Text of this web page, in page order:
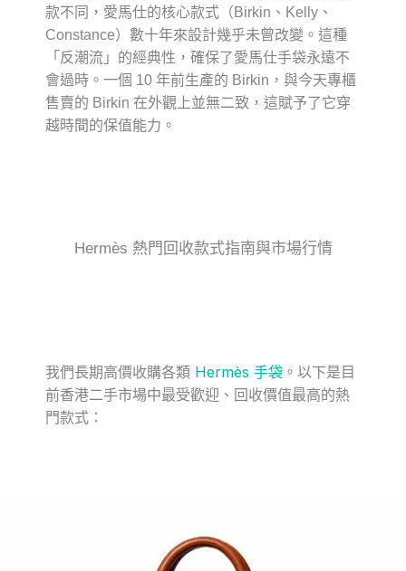
款不同，愛馬仕的核心款式（Birkin、Kelly、
Constance）數十年來設計幾乎未曾改變。這種
「反潮流」的經典性 ，確保了愛馬仕手袋永遠不
會過時。一個 10 年前生產的 Birkin，與今天專櫃
售賣的 Birkin 在外觀上並無二致，這賦予了它穿
越時間的保值能力。
Hermès 熱門回收款式指南與市場行情
我們長期高價收購各類 Hermès 手袋 。以下是目
前香港二手市場中最受歡迎、回收價值最高的熱
門款式：